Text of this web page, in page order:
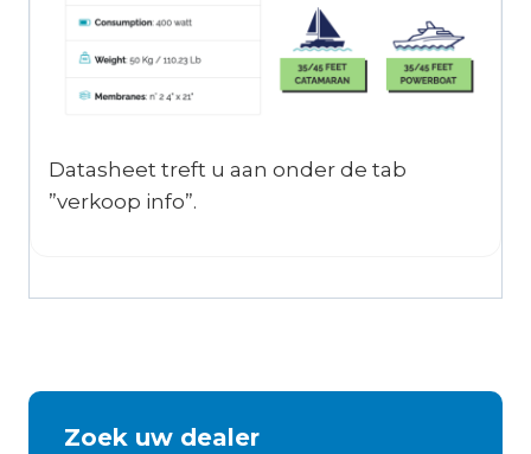
Datasheet treft u aan onder de tab
”verkoop info”.
Zoek uw dealer